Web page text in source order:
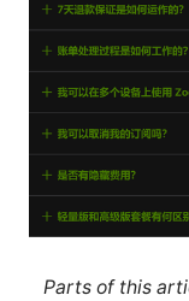
Parts of this